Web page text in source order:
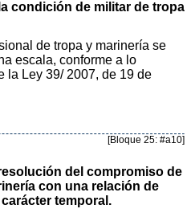
condición de militar de tropa
de tropa y marinería se
escala, conforme a lo
la Ley 39/ 2007, de 19 de
[Bloque 25: #a10]
del compromiso de
con una relación de
temporal.